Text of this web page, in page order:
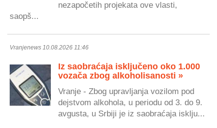
nezapočetih projekata ove vlasti,
saopš...
Vranjenews 10.08.2026 11:46
Iz saobraćaja isključeno oko 1.000
vozača zbog alkoholisanosti »
Vranje - Zbog upravljanja vozilom pod
dejstvom alkohola, u periodu od 3. do 9.
avgusta, u Srbiji je iz saobraćaja isklju...